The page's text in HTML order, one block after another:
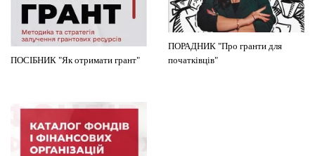
ПОРАДНИК "Про гранти для
початківців"
ПОСІБНИК "Як отримати грант"